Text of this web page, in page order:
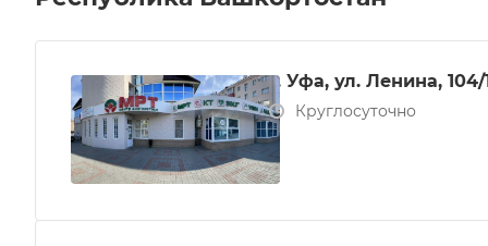
г. Уфа, ул. Ленина, 104/
Круглосуточно